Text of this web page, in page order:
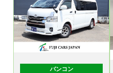
バンコン